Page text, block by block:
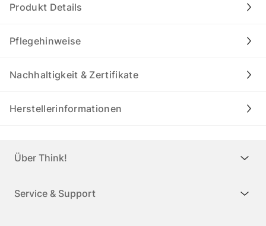
Produkt Details
Pflegehinweise
Nachhaltigkeit & Zertifikate
Herstellerinformationen
Über Think!
Service & Support